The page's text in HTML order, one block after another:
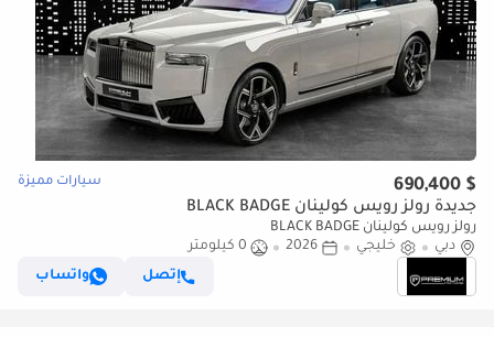
$ 690,400 سيارات مميزة
جديدة رولز رويس كولينان BLACK BADGE
رولز رويس كولينان BLACK BADGE
دبي
خليجي 2026
0 كيلومتر
إتصل
واتساب